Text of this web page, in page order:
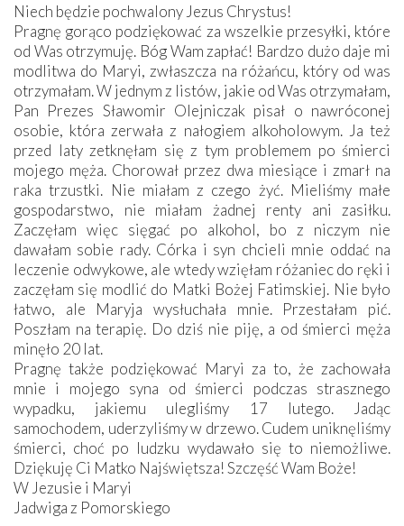
Niech będzie pochwalony Jezus Chrystus!
Pragnę gorąco podziękować za wszelkie przesyłki, które
od Was otrzymuję. Bóg Wam zapłać! Bardzo dużo daje mi
modlitwa do Maryi, zwłaszcza na różańcu, który od was
otrzymałam. W jednym z listów, jakie od Was otrzymałam,
Pan Prezes Sławomir Olejniczak pisał o nawróconej
osobie, która zerwała z nałogiem alkoholowym. Ja też
przed laty zetknęłam się z tym problemem po śmierci
mojego męża. Chorował przez dwa miesiące i zmarł na
raka trzustki. Nie miałam z czego żyć. Mieliśmy małe
gospodarstwo, nie miałam żadnej renty ani zasiłku.
Zaczęłam więc sięgać po alkohol, bo z niczym nie
dawałam sobie rady. Córka i syn chcieli mnie oddać na
leczenie odwykowe, ale wtedy wzięłam różaniec do ręki i
zaczęłam się modlić do Matki Bożej Fatimskiej. Nie było
łatwo, ale Maryja wysłuchała mnie. Przestałam pić.
Poszłam na terapię. Do dziś nie piję, a od śmierci męża
minęło 20 lat.
Pragnę także podziękować Maryi za to, że zachowała
mnie i mojego syna od śmierci podczas strasznego
wypadku, jakiemu ulegliśmy 17 lutego. Jadąc
samochodem, uderzyliśmy w drzewo. Cudem uniknęliśmy
śmierci, choć po ludzku wydawało się to niemożliwe.
Dziękuję Ci Matko Najświętsza! Szczęść Wam Boże!
W Jezusie i Maryi
Jadwiga z Pomorskiego